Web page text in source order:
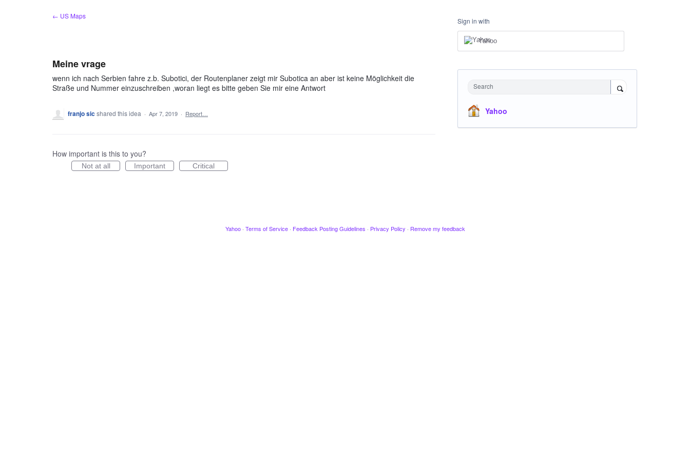
← US Maps
Meine vrage
wenn ich nach Serbien fahre z.b. Subotici, der Routenplaner zeigt mir Subotica an aber ist keine Möglichkeit die
Straße und Nummer einzuschreiben ,woran liegt es bitte geben Sie mir eine Antwort
franjo sicshared this idea · Apr 7, 2019 · Report…
How important is this to you?
Not at all Important Critical
Sign in with
Yahoo
Search
Yahoo
Yahoo · Terms of Service · Feedback Posting Guidelines · Privacy Policy · Remove my feedback